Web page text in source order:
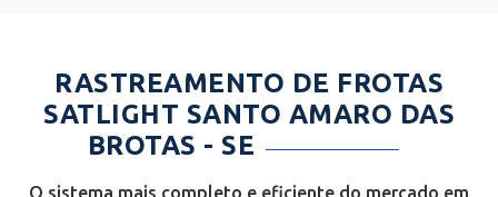
RASTREAMENTO DE FROTAS
SATLIGHT SANTO AMARO DAS
BROTAS - SE
O sistema mais completo e eficiente do mercado em